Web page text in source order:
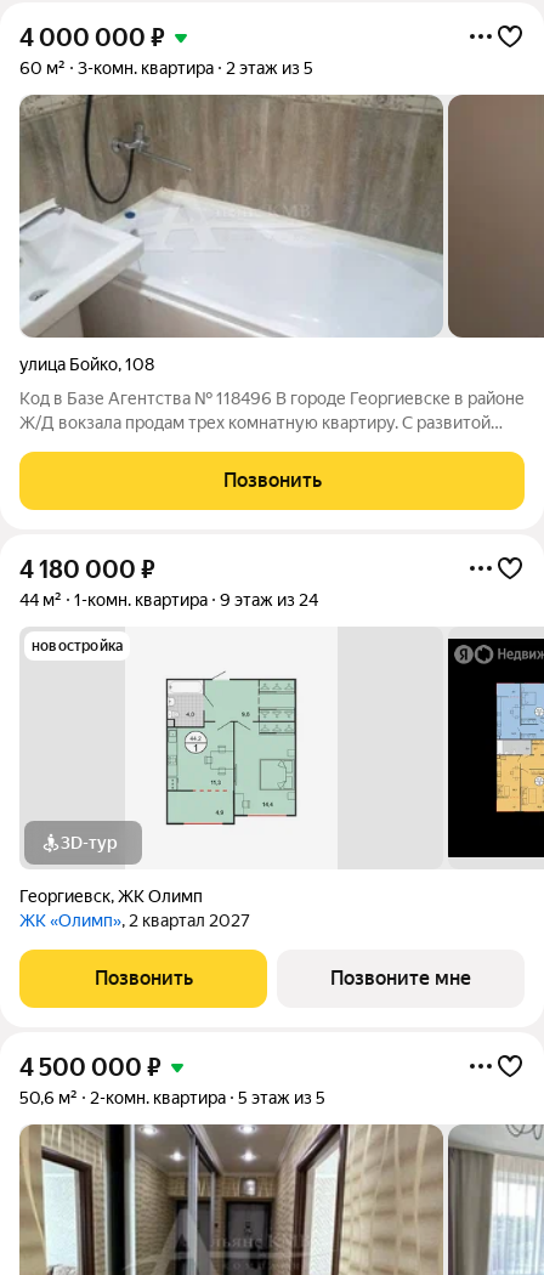
4 000 000 ₽
60 м² 3-комн. квартира 2 этаж из 5
улица Бойко,108
Код в Базе Агентства № 118496 В городе Георгиевске в районе
Ж/Д вокзала продам трех комнатную квартиру. С развитой
выполнен ремонт заходи и живи. Квартира продается на
ликвидном 2-ом этаже.
Позвонить
4 180 000 ₽
44 м² 1-комн. квартира 9 этаж из 24
новостройка
3D-тур
Георгиевск,ЖК Олимп
ЖК «Олимп», 2 квартал 2027
Позвонить Позвоните мне
4 500 000 ₽
50,6 м² 2-комн. квартира 5 этаж из 5